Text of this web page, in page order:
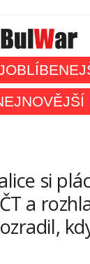
si
a